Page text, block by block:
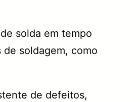
solda em tempo
soldagem, como
de defeitos,